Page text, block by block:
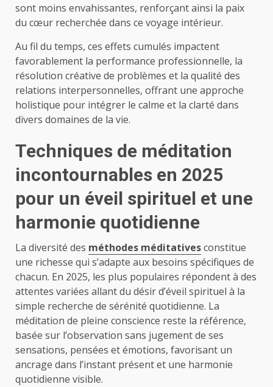
sont moins envahissantes, renforçant ainsi la paix
du cœur recherchée dans ce voyage intérieur.
Au fil du temps, ces effets cumulés impactent
favorablement la performance professionnelle, la
résolution créative de problèmes et la qualité des
relations interpersonnelles, offrant une approche
holistique pour intégrer le calme et la clarté dans
divers domaines de la vie.
Techniques de méditation
incontournables en 2025
pour un éveil spirituel et une
harmonie quotidienne
La diversité des méthodes méditativesconstitue
une richesse qui s’adapte aux besoins spécifiques de
chacun. En 2025, les plus populaires répondent à des
attentes variées allant du désir d’éveil spirituel à la
simple recherche de sérénité quotidienne. La
méditation de pleine conscience reste la référence,
basée sur l’observation sans jugement de ses
sensations, pensées et émotions, favorisant un
ancrage dans l’instant présent et une harmonie
quotidienne visible.